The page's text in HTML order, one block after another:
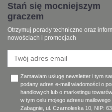
Stań się mocniejszym
graczem
Otrzymuj porady techniczne oraz
nowościach i promocjach
Zamawiam usługę newsletter i tym
podany adres e-mail wiadomości o
handlowych lub o marketingu
w tym celu mojego adresu
Zabagnie, ul. Czarnoleska 10, NIP: